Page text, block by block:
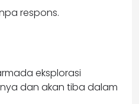
respons.
eksplorasi
dan akan tiba dalam